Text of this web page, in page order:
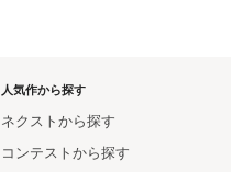
人気作から探す
ネクストから探す
コンテストから探す